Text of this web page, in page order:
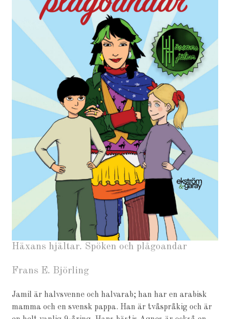
Häxans hjältar. Spöken och plågoandar
Frans E. Björling
Jamil är halvsvenne och halvarab; han har en arabisk
mamma och en svensk pappa. Han är tvåspråkig och är